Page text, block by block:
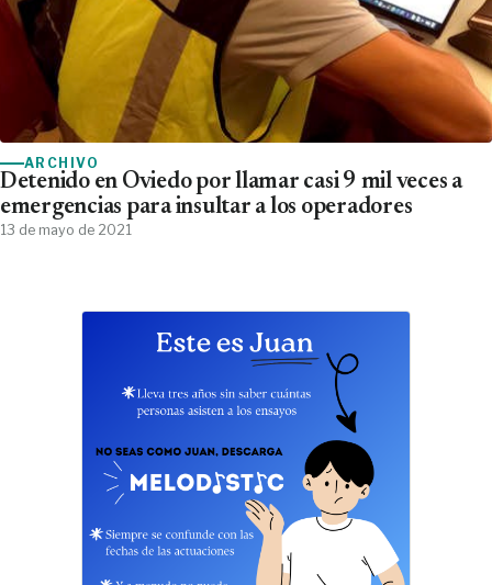
ARCHIVO
Detenido en Oviedo por llamar casi 9 mil veces a
emergencias para insultar a los operadores
13 de mayo de 2021